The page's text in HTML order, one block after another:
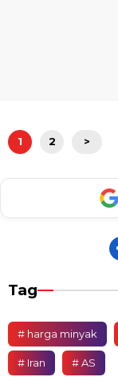
1 2 >
Tag
# harga minyak
# Iran # AS